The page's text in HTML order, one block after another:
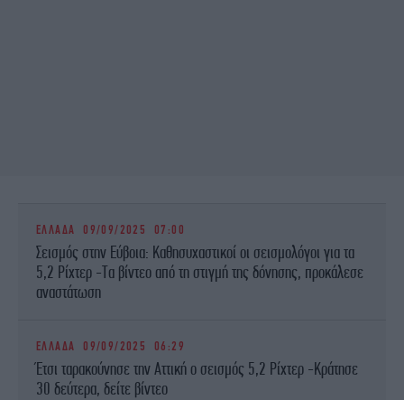
ΕΛΛΑΔΑ 09/09/2025 07:00
Σεισμός στην Εύβοια: Καθησυχαστικοί οι σεισμολόγοι για τα
5,2 Ρίχτερ -Τα βίντεο από τη στιγμή της δόνησης, προκάλεσε
αναστάτωση
ΕΛΛΑΔΑ 09/09/2025 06:29
Έτσι ταρακούνησε την Αττική ο σεισμός 5,2 Ρίχτερ -Κράτησε
30 δεύτερα, δείτε βίντεο